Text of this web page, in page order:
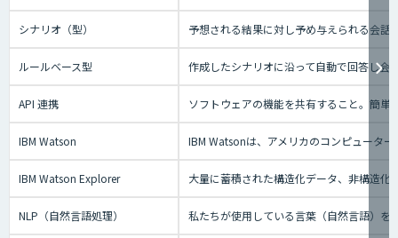
シナリオ（型） 予想される結果に対し予め与えられる会
ルールベース型 作成したシナリオに沿って自動で回答し会
API 連携 ソフトウェアの機能を共有すること。簡単
IBM Watson IBM Watsonは、アメリカのコンピュータ
IBM Watson Explorer 大量に蓄積された構造化データ、非構造
NLP（自然言語処理） 私たちが使用している言葉（自然言語）を